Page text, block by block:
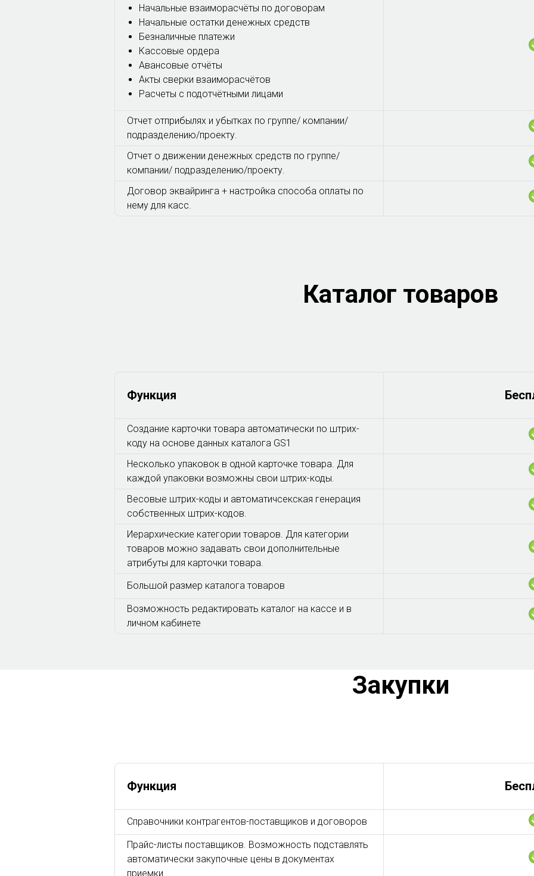
Начальные взаиморасчёты по договорам
Начальные остатки денежных средств
Безналичные платежи
Кассовые ордера
Авансовые отчёты
Акты сверки взаиморасчётов
Расчеты с подотчётными лицами
Отчет отприбылях и убытках по группе/ компании/
подразделению/проекту.
Отчет о движении денежных средств по группе/
компании/ подразделению/проекту.
Договор эквайринга + настройка способа оплаты по
нему для касс.
Каталог товаров
Функция
Создание карточки товара автоматически по штрих-
коду на основе данных каталога GS1
Несколько упаковок в одной карточке товара. Для
каждой упаковки возможны свои штрих-коды.
Весовые штрих-коды и автоматичсекская генерация
собственных штрих-кодов.
Иерархические категории товаров. Для категории
товаров можно задавать свои дополнительные
атрибуты для карточки товара.
Большой размер каталога товаров
Возможность редактировать каталог на кассе и в
личном кабинете
Закупки
Функция
Справочники контрагентов-поставщиков и договоров
Прайс-листы поставщиков. Возможность подставлять
автоматически закупочные цены в документах
приемки.